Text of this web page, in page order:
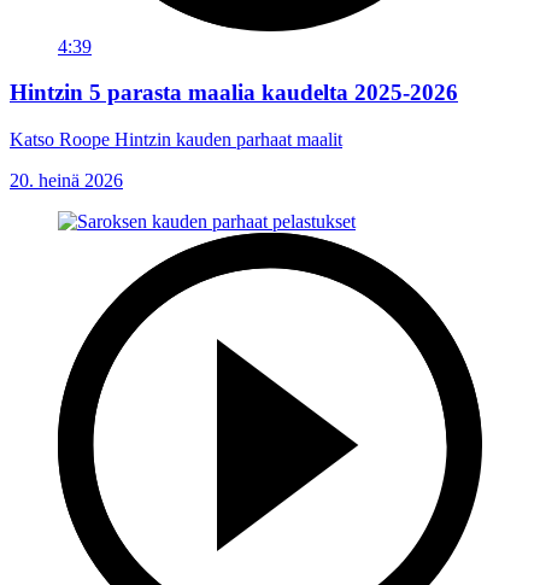
4:39
Hintzin 5 parasta maalia kaudelta 2025-2026
Katso Roope Hintzin kauden parhaat maalit
20. heinä 2026